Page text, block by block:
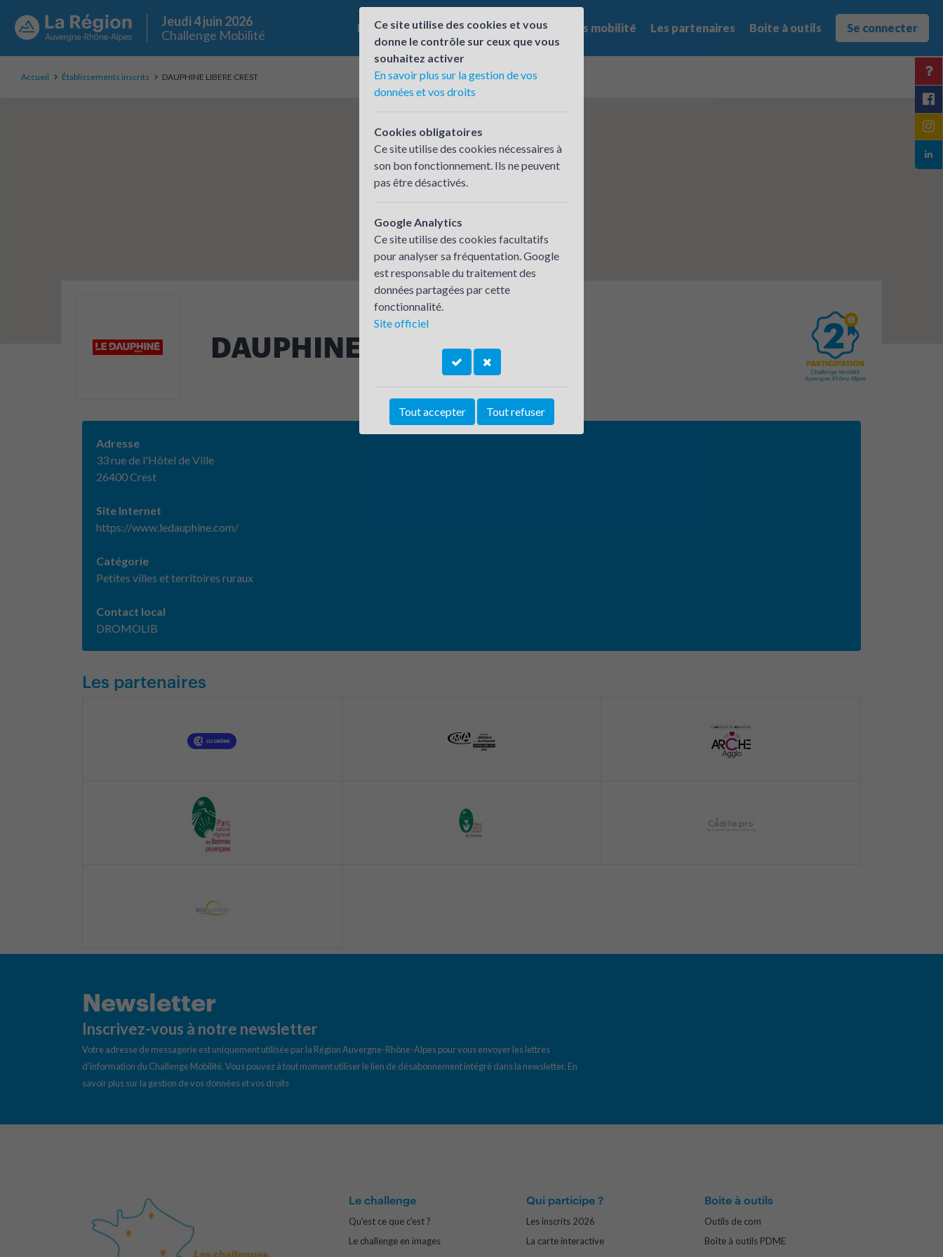
Jeudi 4 juin 2026
Challenge Mobilité
Le challenge Qui participe ? Les offres mobilité Les partenaires Boite à outils Se connecter
Accueil Établissements inscrits DAUPHINE LIBERE CREST
DAUPHINE LIBERE CREST
Adresse
33 rue de l'Hôtel de Ville
26400 Crest
Site Internet
https://www.ledauphine.com/
Catégorie
Petites villes et territoires ruraux
Contact local
DROMOLIB
Les partenaires
Newsletter
Inscrivez-vous à notre newsletter
Votre adresse de messagerie est uniquement utilisée par la Région Auvergne-Rhône-Alpes pour vous envoyer les lettres
d’information du Challenge Mobilité. Vous pouvez à tout moment utiliser le lien de désabonnement intégré dans la newsletter. En
savoir plus sur la gestion de vos données et vos droits
Le challenge
Qu'est ce que c'est ?
Le challenge en images
Qui participe ?
Les inscrits 2026
La carte interactive
Boite à outils
Outils de com
Boîte à outils PDME
Ce site utilise des cookies et vous
donne le contrôle sur ceux que vous
souhaitez activer
En savoir plus sur la gestion de vos
données et vos droits
Cookies obligatoires
Ce site utilise des cookies nécessaires à
son bon fonctionnement. Ils ne peuvent
pas être désactivés.
Google Analytics
Ce site utilise des cookies facultatifs
pour analyser sa fréquentation. Google
est responsable du traitement des
données partagées par cette
fonctionnalité.
Site officiel
Tout accepter Tout refuser